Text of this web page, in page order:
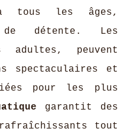
à tous les âges,
de détente. Les
adultes, peuvent
spectaculaires et
pour les plus
garantit des
rafraîchissants tout